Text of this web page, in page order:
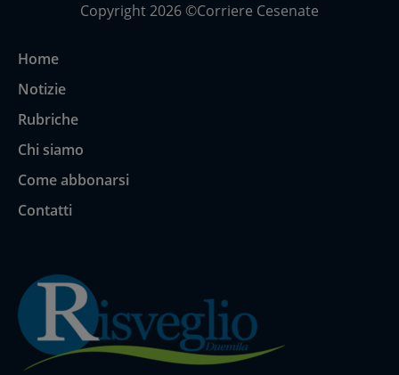
Copyright 2026 ©Corriere Cesenate
Home
Notizie
Rubriche
Chi siamo
Come abbonarsi
Contatti